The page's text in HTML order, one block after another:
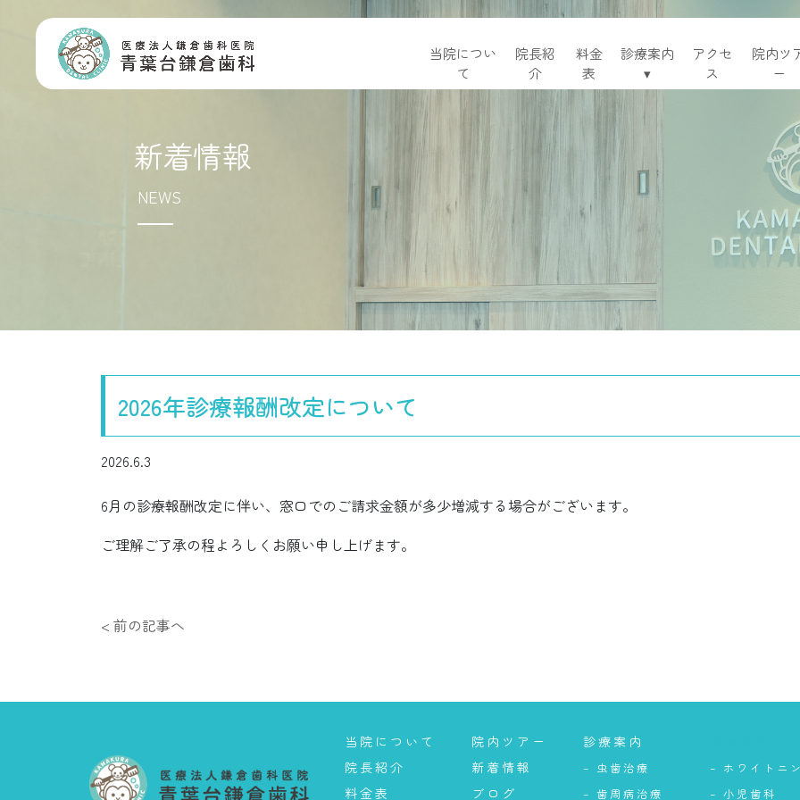
当院につい
て
院長紹
介
料金
表
診療案内
▾
アクセ
ス
院内ツ
ー
新着情報
NEWS
2026年診療報酬改定について
2026.6.3
6月の診療報酬改定に伴い、窓口でのご請求金額が多少増減する場合がございます。
ご理解ご了承の程よろしくお願い申し上げます。
< 前の記事へ
当院について
院長紹介
料金表
院内ツアー
新着情報
ブログ
診療案内
– 虫歯治療
– 歯周病治療
– ホワイトニ
– 小児歯科